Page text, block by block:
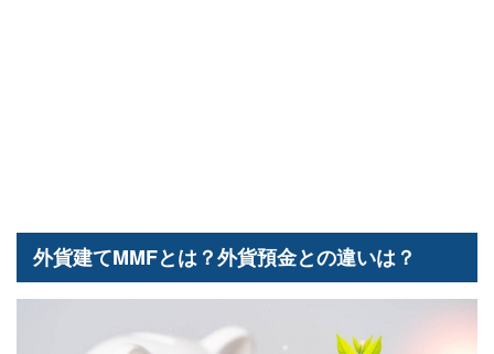
外貨建てMMFとは？外貨預金との違いは？